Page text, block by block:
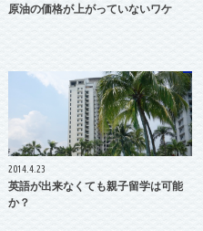
原油の価格が上がっていないワケ
2014.4.23
英語が出来なくても親子留学は可能
か？